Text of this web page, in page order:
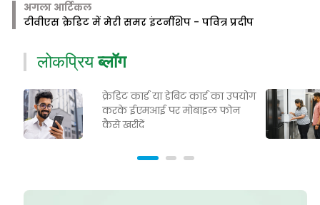
अगला आर्टिकल
टीवीएस क्रेडिट में मेरी समर इंटर्नशिप - पवित्र प्रदीप
लोकप्रियब्लॉग
क्रेडिट कार्ड या डेबिट कार्ड का उपयोग
करके ईएमआई पर मोबाइल फोन
कैसे खरीदें